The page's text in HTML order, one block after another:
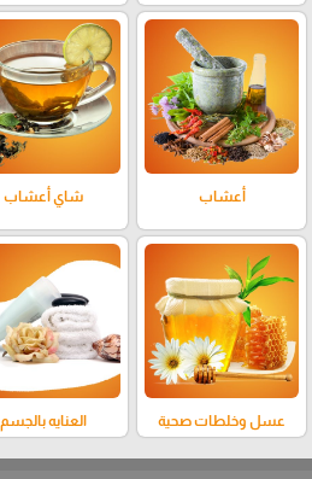
أعشاب شاي أعشاب
عسل وخلطات صحية العنايه بالجسم